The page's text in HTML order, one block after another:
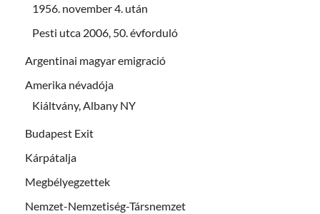
1956. november 4. után
Pesti utca 2006, 50. évforduló
Argentinai magyar emigració
Amerika névadója
Kiáltvány, Albany NY
Budapest Exit
Kárpátalja
Megbélyegzettek
Nemzet-Nemzetiség-Társnemzet